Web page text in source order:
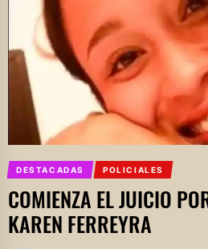
DESTACADAS POLICIALES
COMIENZA EL JUICIO
KAREN FERREYRA